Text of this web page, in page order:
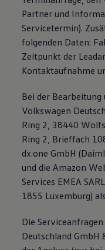
Partner und
Servicetermin).
folgenden Daten:
Zeitpunkt der
Kontaktaufnahme
Bei der
Volkswagen
Ring 2, 38440
Ring 2, Brieffach
dx.one GmbH
und die Amazon
Services EMEA
1855 Luxemburg)
Die
Deutschland GmbH